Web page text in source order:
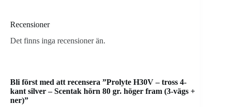
Recensioner
Det finns inga recensioner än.
Bli först med att recensera ”Prolyte H30V – tross 4-
kant silver – Scentak hörn 80 gr. höger fram (3-vägs +
ner)”